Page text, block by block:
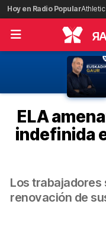
Saltar
al
contenido
Hoy en Radio Popular
R
ELA
indefinida
Los trabajadores
renovación de